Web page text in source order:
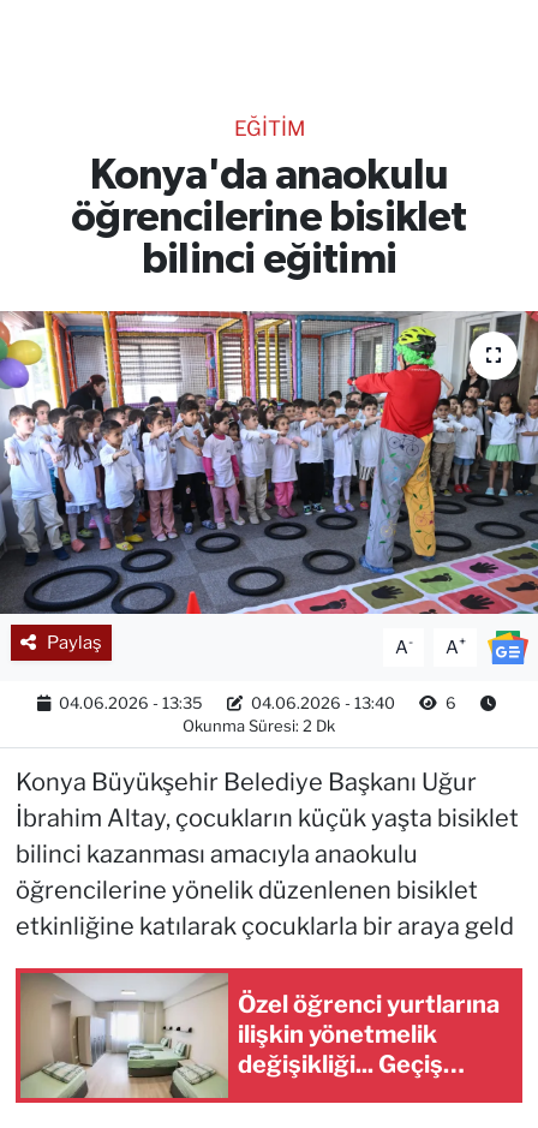
EĞİTİM
Konya'da anaokulu
öğrencilerine bisiklet
bilinci eğitimi
Paylaş A- A+
04.06.2026 - 13:35 04.06.2026 - 13:40
6
Okunma Süresi: 2 Dk
Konya Büyükşehir Belediye Başkanı Uğur
İbrahim Altay, çocukların küçük yaşta bisiklet
bilinci kazanması amacıyla anaokulu
öğrencilerine yönelik düzenlenen bisiklet
etkinliğine katılarak çocuklarla bir araya geld
Özel öğrenci yurtlarına
ilişkin yönetmelik
değişikliği... Geçiş
RESMİ İLANLAR
Gencsesfm Canlı Dinle